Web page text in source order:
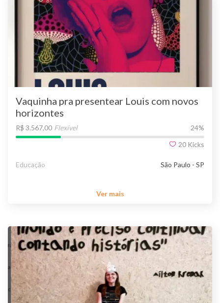
Vaquinha pra presentear Louis com novos
horizontes
R$ 3.567,00 Flexível 24%
20 Kicks
Educação São Paulo - SP
Ver mais